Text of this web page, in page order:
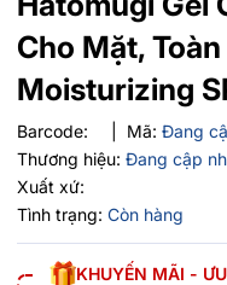
Cho Mặt,
Moisturizing
Barcode: Mã: Đang
Thương hiệu: Đang cập
Xuất xứ:
Tình trạng: Còn hàng
KHUYẾN MÃI -